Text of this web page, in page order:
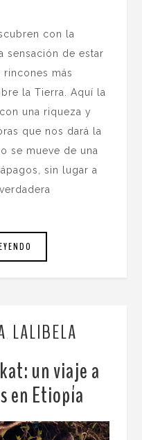
con la
sensación de estar
más
la Tierra. Aquí la
una riqueza y
que nos dará la
se mueve de una
sin lugar a
LALIBELA
un viaje a
en Etiopía